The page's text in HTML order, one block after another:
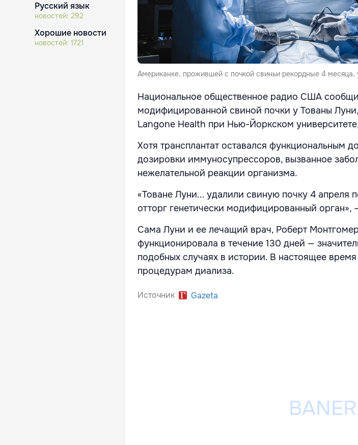
Русский язык
новостей: 292
Хорошие новости
новостей: 1721
Американке, прожившей с почкой свиньи рекордные 4 месяца,
Национальное общественное радио США
модифицированной свиной почки у Тованы
Langone Health при Нью-Йоркском
Хотя трансплантат оставался функциональным
дозировки иммуносупрессоров, вызванное
нежелательной реакции организма.
«Товане Луни... удалили свиную почку 4 апреля
отторг генетически модифицированный орган»,
Сама Луни и ее лечащий врач, Роберт
функционировала в течение 130 дней —
подобных случаях в истории. В настоящее
процедурам диализа.
Источник Gazeta